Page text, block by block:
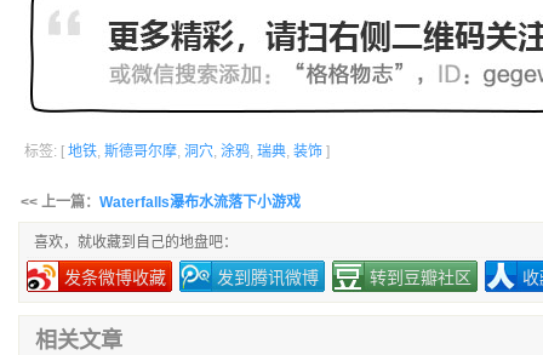
标签: [ 地铁, 斯德哥尔摩, 洞穴, 涂鸦, 瑞典, 装饰 ]
<< 上一篇： Waterfalls瀑布水流落下小游戏
喜欢，就收藏到自己的地盘吧：
发条微博收藏 发到腾讯微博 转到豆瓣社区
相关文章